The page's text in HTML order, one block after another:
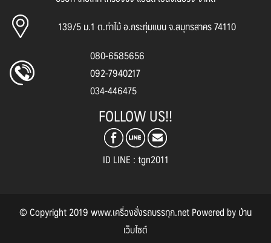
139/5 ม.1 ต.ท่าไม้ อ.กระทุ่มแบน จ.สมุทรสาคร 74110
080-6585656
092-7940217
034-446475
FOLLOW US!!
ID LINE : tgn2011
© Copyright 2019 www.เครื่องชั่งรถบรรทุก.net Powered byบ้าน
เว็บไซต์